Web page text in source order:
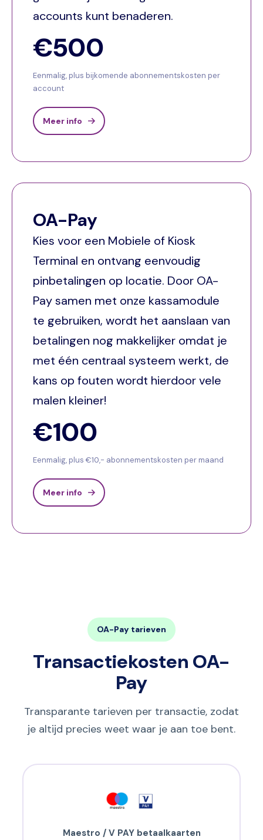
accounts kunt benaderen.
€500
Eenmalig, plus bijkomende abonnementskosten per
account
Meer info
OA-Pay
Kies voor een Mobiele of Kiosk
Terminal en ontvang eenvoudig
pinbetalingen op locatie. Door OA-
Pay samen met onze kassamodule
te gebruiken, wordt het aanslaan van
betalingen nog makkelijker omdat je
met één centraal systeem werkt, de
kans op fouten wordt hierdoor vele
malen kleiner!
€100
Eenmalig, plus €10,- abonnementskosten per maand
Meer info
OA-Pay tarieven
Transactiekosten OA-
Pay
Transparante tarieven per transactie, zodat
je altijd precies weet waar je aan toe bent.
Maestro / V PAY betaalkaarten